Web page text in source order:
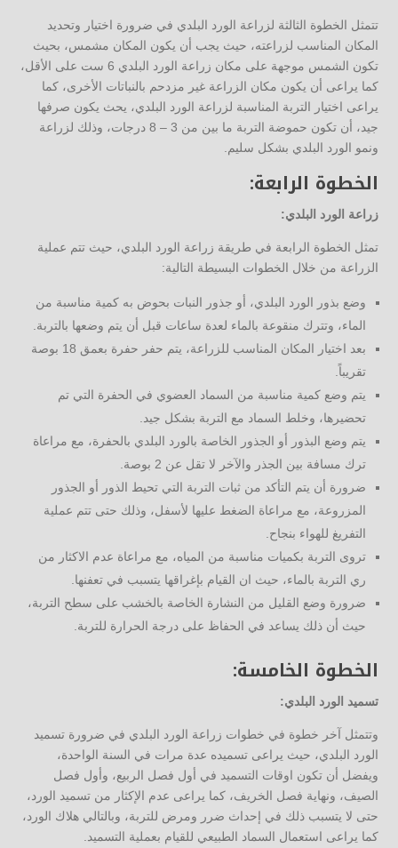
تتمثل الخطوة الثالثة لزراعة الورد البلدي في ضرورة اختيار وتحديد
المكان المناسب لزراعته، حيث يجب أن يكون المكان مشمس، بحيث
تكون الشمس موجهة على مكان زراعة الورد البلدي 6 ست على الأقل،
كما يراعى أن يكون مكان الزراعة غير مزدحم بالنباتات الأخرى، كما
يراعى اختيار التربة المناسبة لزراعة الورد البلدي، يحث يكون صرفها
جيد، أن تكون حموضة التربة ما بين من 3 – 8 درجات، وذلك لزراعة
ونمو الورد البلدي بشكل سليم.
الخطوة الرابعة:
زراعة الورد البلدي:
تمثل الخطوة الرابعة في طريقة زراعة الورد البلدي، حيث تتم عملية
الزراعة من خلال الخطوات البسيطة التالية:
وضع بذور الورد البلدي، أو جذور النبات بحوض به كمية مناسبة من
الماء، وتترك منقوعة بالماء لعدة ساعات قبل أن يتم وضعها بالتربة.
بعد اختيار المكان المناسب للزراعة، يتم حفر حفرة بعمق 18 بوصة
تقريباً.
يتم وضع كمية مناسبة من السماد العضوي في الحفرة التي تم
تحضيرها، وخلط السماد مع التربة بشكل جيد.
يتم وضع البذور أو الجذور الخاصة بالورد البلدي بالحفرة، مع مراعاة
ترك مسافة بين الجذر والآخر لا تقل عن 2 بوصة.
ضرورة أن يتم التأكد من ثبات التربة التي تحيط الذور أو الجذور
المزروعة، مع مراعاة الضغط عليها لأسفل، وذلك حتى تتم عملية
التفريغ للهواء بنجاح.
تروى التربة بكميات مناسبة من المياه، مع مراعاة عدم الاكثار من
ري التربة بالماء، حيث ان القيام بإغراقها يتسبب في تعفنها.
ضرورة وضع القليل من النشارة الخاصة بالخشب على سطح التربة،
حيث أن ذلك يساعد في الحفاظ على درجة الحرارة للتربة.
الخطوة الخامسة:
تسميد الورد البلدي:
وتتمثل آخر خطوة في خطوات زراعة الورد البلدي في ضرورة تسميد
الورد البلدي، حيث يراعى تسميده عدة مرات في السنة الواحدة،
ويفضل أن تكون اوقات التسميد في أول فصل الربيع، وأول فصل
الصيف، ونهاية فصل الخريف، كما يراعى عدم الإكثار من تسميد الورد،
حتى لا يتسبب ذلك في إحداث ضرر ومرض للتربة، وبالتالي هلاك الورد،
كما يراعى استعمال السماد الطبيعي للقيام بعملية التسميد.